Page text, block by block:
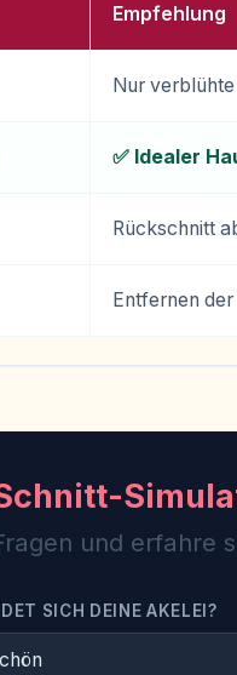
Empfehlung
Nur
✅ Idealer
Rückschnitt
Entfernen
und erfahre
SICH DEINE AKELEI?